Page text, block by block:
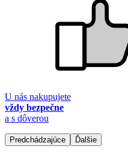
U nás nakupujete
vždy bezpečne
a s dôverou
Predchádzajúce Ďalšie